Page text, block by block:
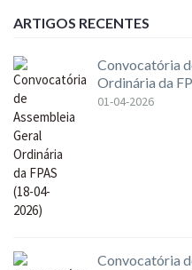
ARTIGOS RECENTES
Convocatória
Ordinária da
01-04-2026
Convocatória